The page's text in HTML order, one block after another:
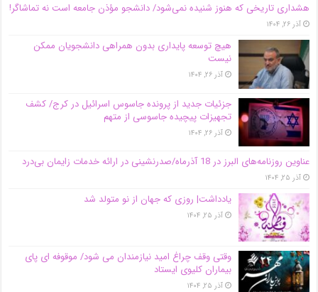
هشداری تاریخی که هنوز شنیده نمی‌شود/ دانشجو مؤذن جامعه است نه تماشاگر!
آذر ۲۶, ۱۴۰۴
هیچ توسعه پایداری بدون همراهی دانشجویان ممکن
نیست
آذر ۲۶, ۱۴۰۴
جزئیات جدید از پرونده جاسوس اسرائیل در کرج/‌ کشف
تجهیزات پیچیده جاسوسی از متهم
آذر ۲۶, ۱۴۰۴
عناوین روزنامه‌های البرز در ‌18 آذرماه/صدرنشینی در ارائه خدمات زایمان بی‌درد
آذر ۲۵, ۱۴۰۴
یادداشت| روزی که جهان از نو متولد شد
آذر ۲۵, ۱۴۰۴
وقتی وقف چراغ امید نیازمندان می شود/ موقوفه ای پای
بیماران کلیوی ایستاد
آذر ۲۵, ۱۴۰۴